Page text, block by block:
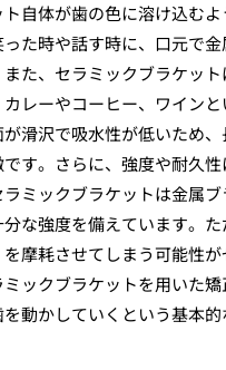
自体が歯の色に溶け込む
た時や話す時に、口元で
た、セラミックブラケッ
レーやコーヒー、ワイン
滑沢で吸水性が低いため
す。さらに、強度や耐久
ミックブラケットは金属
な強度を備えています。
摩耗させてしまう可能性
ックブラケットを用いた
動かしていくという基本